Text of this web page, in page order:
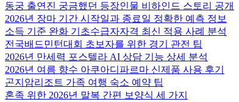
동궁 출연진 궁금했던 등장인물 비하인드 스토리 공개
2026년 장마 기간 시작일과 종료일 정확한 예측 정보
소득 기준 완화 기초수급자자격 최신 적용 사례 분석
전국배드민턴대회 초보자를 위한 경기 관전 팁
2026년 만세력 포스텔라 AI 상담 기능 상세 분석
2026년 여름 향수 아쿠아디파르마 신제품 사용 후기
곤지암리조트 가족 여행 숙소 예약 팁
혼족 위한 2026년 말복 간편 보양식 세 가지